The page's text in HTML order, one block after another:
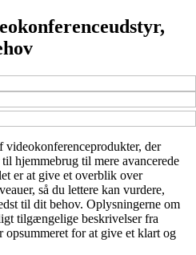
der
hjemmebrug til mere avancerede
er at give et overblik over
så du lettere kan vurdere,
til dit behov. Oplysningerne om
tilgængelige beskrivelser fra
opsummeret for at give et klart og